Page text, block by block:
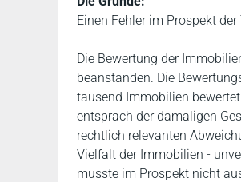
Einen Fehler im Prospekt
Die Bewertung der
beanstanden. Die
tausend Immobilien
entsprach der damaligen
rechtlich relevanten
Vielfalt der Immobilien -
musste im Prospekt nicht